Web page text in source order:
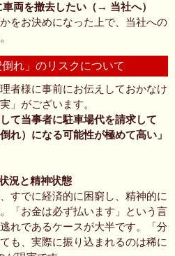
両を撤去したい（→ 当社へ）
をお決めになった上で、当社への
れ」のリスクについて
者様に事前にお伝えしておかなけ
」がございます。
して当事者に駐車場代を請求して
れ）になる可能性が極めて高い」
況と精神状態
すでに経済的に困窮し、精神的に
「お金は必ず払います」という言
れであるケースが大半です。「分
も、実際に振り込まれるのは稀に